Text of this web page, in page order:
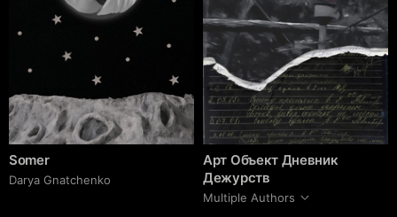
Somer
Darya Gnatchenko
Арт Объект Дневник
Дежурств
Multiple Authors